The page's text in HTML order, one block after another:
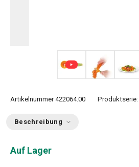
Artikelnummer 422064.00 Produktserie:
Beschreibung
Auf Lager